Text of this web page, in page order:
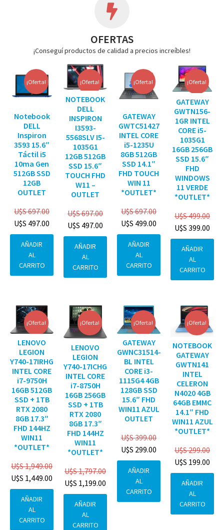
OFERTAS
¡Conseguí productos de calidad a precios increíbles!
¡Oferta!
Notebook
DELL
Inspiron
3593 15.6″
Táctil i5
10ma Gen
512GB SSD
12GB
OUTLET
U$S697.00
U$S 497.00
AÑADIR
AL
CARRITO
¡Oferta!
NOTEBOOK
DELL
INSPIRON
I3593-
5568SLV I5-
1035G1
12GB 512GB
SSD 15.6″
TOUCH FHD
W11 –
OUTLET
U$S697.00
U$S 497.00
AÑADIR
AL
CARRITO
¡Oferta!
GATEWAY
GWTC51427
INTEL CORE
i5-1235U
8GB 512GB
SSD 14.1″
FHD TOUCH
WIN 11
*OUTLET*
U$S697.00
U$S 499.00
AÑADIR
AL
CARRITO
¡Oferta!
GATEWAY
GWTN156-
1GR INTEL
CORE i5-
1035G1
16GB 256GB
SSD 15.6″
FHD
WINDOWS
11 VERDE
*OUTLET*
U$S499.00
U$S 399.00
AÑADIR
AL
CARRITO
¡Oferta!
LENOVO
LEGION
Y740-17IRHG
INTEL CORE
i7-9750H
16GB 512GB
SSD + 1TB
RTX 2080
8GB 17.3″
FHD 144HZ
WIN11
*OUTLET*
U$S1,949.00
U$S 1,449.00
AÑADIR
AL
CARRITO
¡Oferta!
LENOVO
LEGION
Y740-17ICHG
INTEL CORE
i7-8750H
16GB 256GB
SSD + 1TB
RTX 2080
8GB 17.3″
FHD 144HZ
WIN11
*OUTLET*
U$S1,797.00
U$S 1,199.00
AÑADIR
AL
CARRITO
¡Oferta!
GATEWAY
GWNC31514-
BL INTEL
CORE i3-
1115G4 4GB
128GB SSD
15.6″ FHD
WIN11 AZUL
OUTLET
U$S399.00
U$S 299.00
AÑADIR
AL
CARRITO
¡Oferta!
NOTEBOOK
GATEWAY
GWTN141
INTEL
CELERON
N4020 4GB
64GB EMMC
14.1″ FHD
WIN11 AZUL
*OUTLET*
U$S299.00
U$S 199.00
AÑADIR
AL
CARRITO